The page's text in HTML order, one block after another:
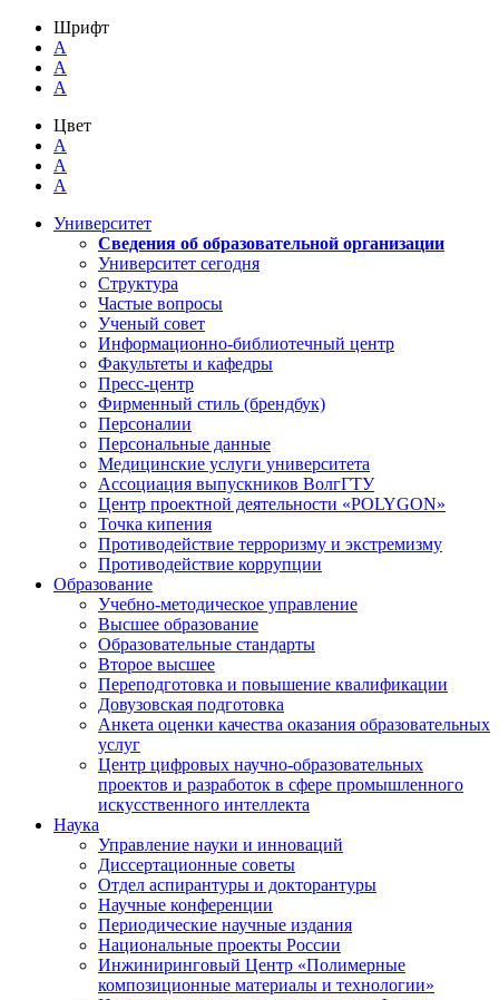
Шрифт
A
A
A
Цвет
A
A
A
Университет
Сведения об образовательной организации
Университет сегодня
Структура
Частые вопросы
Ученый совет
Информационно-библиотечный центр
Факультеты и кафедры
Пресс-центр
Фирменный стиль (брендбук)
Персоналии
Персональные данные
Медицинские услуги университета
Ассоциация выпускников ВолгГТУ
Центр проектной деятельности «POLYGON»
Точка кипения
Противодействие терроризму и экстремизму
Противодействие коррупции
Образование
Учебно-методическое управление
Высшее образование
Образовательные стандарты
Второе высшее
Переподготовка и повышение квалификации
Довузовская подготовка
Анкета оценки качества оказания образовательных
услуг
Центр цифровых научно-образовательных
проектов и разработок в сфере промышленного
искусственного интеллекта
Наука
Управление науки и инноваций
Диссертационные советы
Отдел аспирантуры и докторантуры
Научные конференции
Периодические научные издания
Национальные проекты России
Инжиниринговый Центр «Полимерные
композиционные материалы и технологии»